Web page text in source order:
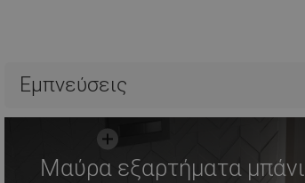
Εμπνεύσεις
Μαύρα εξαρτήματα